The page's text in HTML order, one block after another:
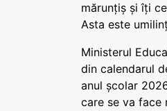
mărunțiș și îți
Asta este
Ministerul
din calendarul
anul școlar
care se va face